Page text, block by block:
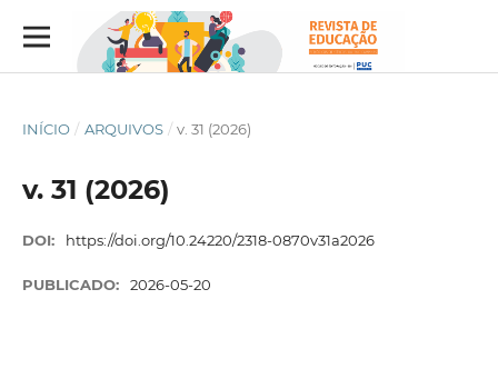
INÍCIO / ARQUIVOS / v. 31 (2026)
v. 31 (2026)
DOI: https://doi.org/10.24220/2318-0870v31a2026
PUBLICADO: 2026-05-20